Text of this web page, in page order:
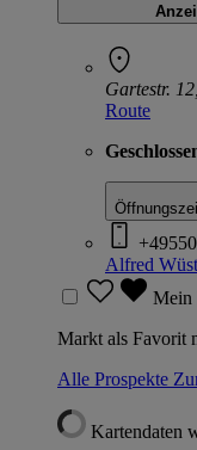
Gartestr.
Route
Alfred
Mein
Markt als Favorit
Alle Prospekte
Kartendaten